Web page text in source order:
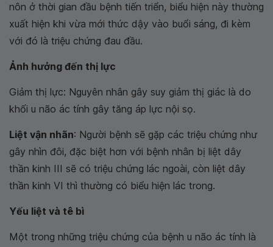
nôn ở thời gian đầu bệnh tiến triển, biểu hiện này thường
xuất hiện khi vừa mới thức dậy vào buổi sáng, đi kèm
với đó là triệu chứng đau đầu.
Ảnh hưởng đến thị lực
Giảm thị lực: Nguyên nhân gây suy giảm thị giác là do
khối u não ác tính gây tăng áp lực nội sọ.
Liệt vận nhãn: Người bệnh sẽ gặp các triệu chứng như
gây nhìn đôi, đặc biệt hơn với bệnh nhân bị liệt dây
thần kinh III sẽ có triệu chứng lác ngoài, còn liệt dây
thần kinh VI thì thường có biểu hiện lác trong.
Yếu liệt và tê bì
Một trong những triệu chứng của bệnh u não ác tính là